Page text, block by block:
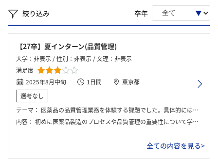
絞り込み 卒年
【27卒】夏インターン(品質管理)
大学：非表示 / 性別：非表示 / 文理：非表示
満足度
2025年8月中旬
1日間
東京都
選考なし
テーマ： 医薬品の品質管理業務を体験する課題でした。具体的には、製造された医薬品の品質検査を行い、不良品が発生した場合の原因究明と対策を考えるワークに取り組みました。
内容： 初めに医薬品製造のプロセスや品質管理の重要性について学び、その後、模擬的な品質検査を行いました。データ分析や考察を通じて、不良品が発生する可能性のある工程を特定し、改善策をチームで検討しました。
全ての内容を見る>